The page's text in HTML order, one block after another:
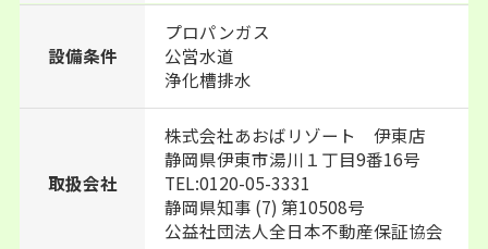
設備条件
プロパンガス
公営水道
浄化槽排水
取扱会社
株式会社あおばリゾート 伊東店
静岡県伊東市湯川１丁目9番16号
TEL:0120-05-3331
静岡県知事 (7) 第10508号
公益社団法人全日本不動産保証協会